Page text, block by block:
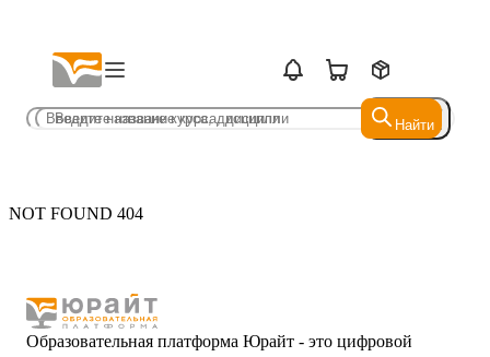
Найти
Найти
NOT FOUND 404
Образовательная платформа Юрайт - это цифровой